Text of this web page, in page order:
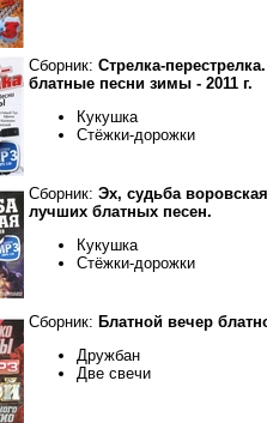
Сборник: Стрелка-
блатные песни зимы - 2011 г.
Кукушка
Стёжки-дорожки
Сборник: Эх, судьба
лучших блатных песен.
Кукушка
Стёжки-дорожки
Сборник: Блатной вечер
Дружбан
Две свечи